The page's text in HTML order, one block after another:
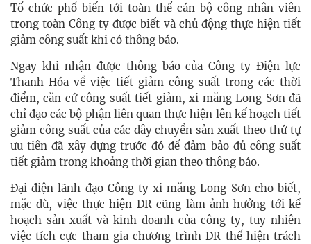
Tổ chức phổ biến tới toàn thể cán bộ công nhân viên
trong toàn Công ty được biết và chủ động thực hiện tiết
giảm công suất khi có thông báo.
Ngay khi nhận được thông báo của Công ty Điện lực
Thanh Hóa về việc tiết giảm công suất trong các thời
điểm, căn cứ công suất tiết giảm, xi măng Long Sơn đã
chỉ đạo các bộ phận liên quan thực hiện lên kế hoạch tiết
giảm công suất của các dây chuyền sản xuất theo thứ tự
ưu tiên đã xây dựng trước đó để đảm bảo đủ công suất
tiết giảm trong khoảng thời gian theo thông báo.
Đại điện lãnh đạo Công ty xi măng Long Sơn cho biết,
mặc dù, việc thực hiện DR cũng làm ảnh hưởng tới kế
hoạch sản xuất và kinh doanh của công ty, tuy nhiên
việc tích cực tham gia chương trình DR thể hiện trách